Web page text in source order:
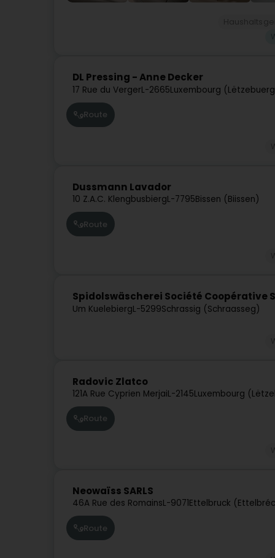
DL Pressing - Anne Decker
17 Rue du VergerL-2665Luxembourg
Route
Dussmann Lavador
10 Z.A.C. KlengbusbiergL-7795Bissen (Biissen)
Route
Spidolswäscherei Société Coopérative
Um KuelebiergL-5299Schrassig (Schraasseg)
Radovic Zlatco
121A Rue Cyprien MerjaiL-2145Luxembourg
Route
Neowaïss SARLS
46A Rue des RomainsL-9071Ettelbruck
Route